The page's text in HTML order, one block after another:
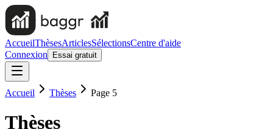
AccueilThèsesArticlesSélectionsCentre d'aide
Connexion
Essai gratuit
Accueil Thèses Page 5
Thèses